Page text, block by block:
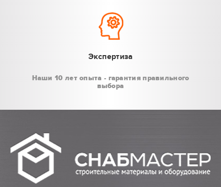
Экспертиза
Наши 10 лет опыта - гарантия правильного
выбора